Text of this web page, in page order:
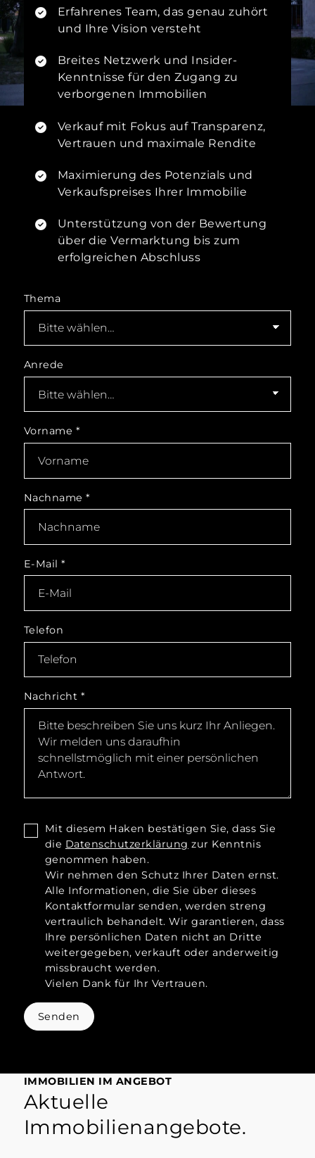
Erfahrenes Team, das genau zuhört
und Ihre Vision versteht
Breites Netzwerk und Insider-
Kenntnisse für den Zugang zu
verborgenen Immobilien
Verkauf mit Fokus auf Transparenz,
Vertrauen und maximale Rendite
Maximierung des Potenzials und
Verkaufspreises Ihrer Immobilie
Unterstützung von der Bewertung
über die Vermarktung bis zum
erfolgreichen Abschluss
Thema
Anrede
Vorname *
Nachname*
E-Mail*
Telefon
Nachricht *
Mit diesem Haken bestätigen Sie, dass Sie
die Datenschutzerklärung zur Kenntnis
genommen haben.
Wir nehmen den Schutz Ihrer Daten ernst.
Alle Informationen, die Sie über dieses
Kontaktformular senden, werden streng
vertraulich behandelt. Wir garantieren, dass
Ihre persönlichen Daten nicht an Dritte
weitergegeben, verkauft oder anderweitig
missbraucht werden.
Vielen Dank für Ihr Vertrauen.
Senden
IMMOBILIEN IM ANGEBOT
Aktuelle
Immobilienangebote.